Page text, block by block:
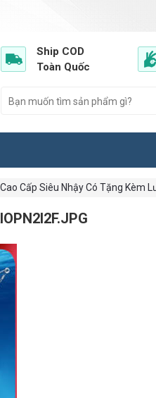
Ship COD
Toàn Quốc
Cấp Siêu Nhậy Có Tặng Kèm